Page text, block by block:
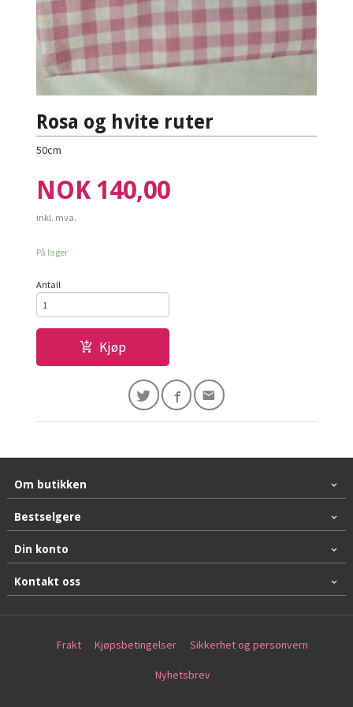
Rosa og hvite ruter
50cm
Pris
NOK 140,00
inkl. mva.
På lager
Antall
Kjøp
Om butikken
Bestselgere
Din konto
Kontakt oss
Frakt Kjøpsbetingelser Sikkerhet og personvern
Nyhetsbrev